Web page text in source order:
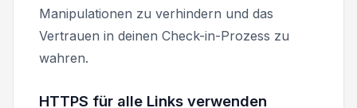
Manipulationen zu verhindern und das
Vertrauen in deinen Check-in-Prozess zu
wahren.
HTTPS für alle Links verwenden